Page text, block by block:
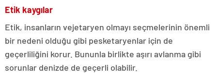
Etik kaygılar
Etik, insanların vejetaryen olmayı seçmelerinin önemli
bir nedeni olduğu gibi pesketaryenlar için de
geçerliliğini korur. Bununla birlikte aşırı avlanma gibi
sorunlar denizde de geçerli olabilir.